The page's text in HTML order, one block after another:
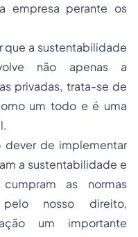
empresa perante os
que a sustentabilidade
não apenas a
privadas, trata-se de
um todo e é uma
dever de implementar
a sustentabilidade e
as normas
pelo nosso direito,
um importante